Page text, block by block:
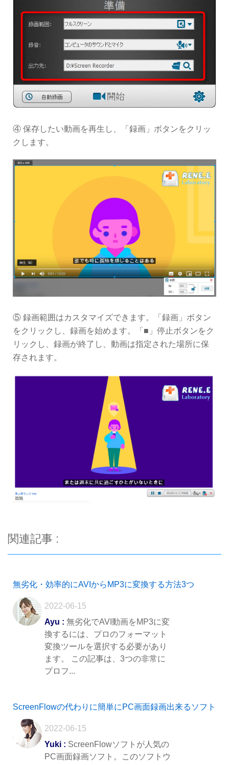
④ 保存したい動画を再生し、「録画」ボタンをクリッ
クします。
⑤ 録画範囲はカスタマイズできます。「録画」ボタン
をクリックし、録画を始めます。「■」停止ボタンをク
リックし、録画が終了し、動画は指定された場所に保
存されます。
関連記事 :
無劣化・効率的にAVIからMP3に変換する方法3つ
2022-06-15
Ayu : 無劣化でAVI動画をMP3に変
換するには、プロのフォーマット
変換ツールを選択する必要があり
ます。 この記事は、3つの非常に
プロフ...
ScreenFlowの代わりに簡単にPC画面録画出来るソフト
2022-06-15
Yuki : ScreenFlowソフトが人気の
PC画面録画ソフト。このソフトウ